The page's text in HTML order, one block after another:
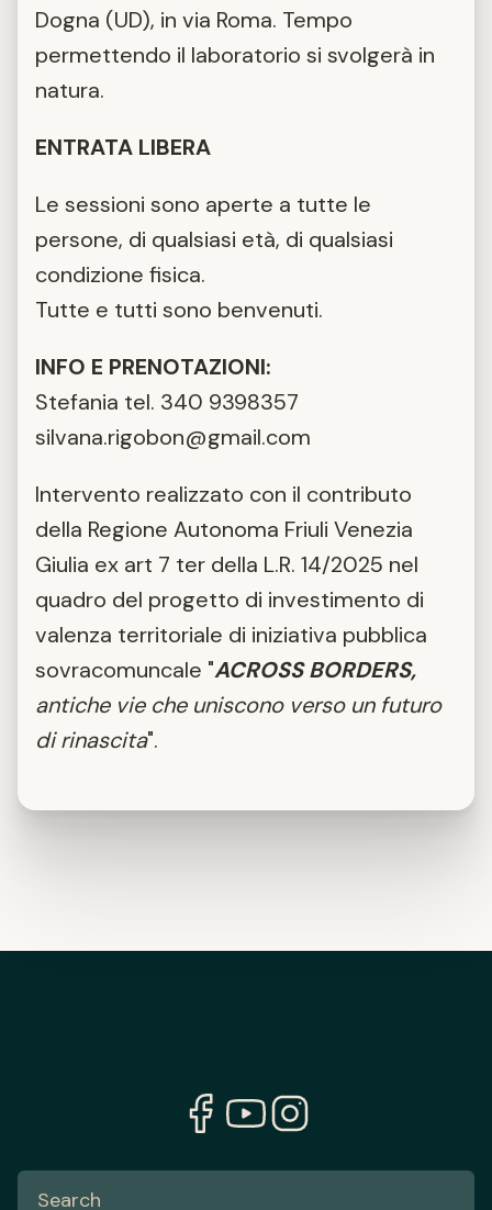
Dogna (UD), in via Roma. Tempo
permettendo il laboratorio si svolgerà in
natura.
ENTRATA LIBERA
Le sessioni sono aperte a tutte le
persone, di qualsiasi età, di qualsiasi
condizione fisica.
Tutte e tutti sono benvenuti.
INFO E PRENOTAZIONI:
Stefania tel. 340 9398357
silvana.rigobon@gmail.com
Intervento realizzato con il contributo
della Regione Autonoma Friuli Venezia
Giulia ex art 7 ter della L.R. 14/2025 nel
quadro del progetto di investimento di
valenza territoriale di iniziativa pubblica
sovracomuncale "ACROSS BORDERS,
antiche vie che uniscono verso un futuro
di rinascita".